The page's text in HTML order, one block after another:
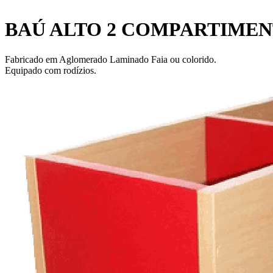
BAÚ ALTO 2
Fabricado em Aglomerado Laminado Faia ou colorido.
Equipado com rodízios.